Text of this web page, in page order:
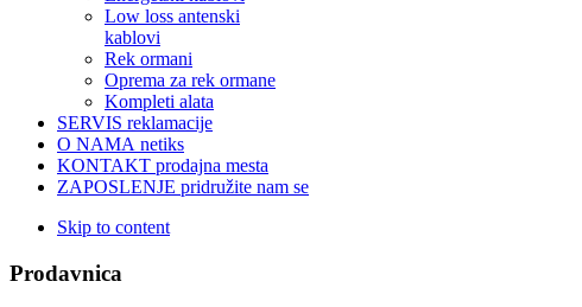
Low loss antenski
kablovi
Rek ormani
Oprema za rek ormane
Kompleti alata
SERVIS reklamacije
O NAMA netiks
KONTAKT prodajna mesta
ZAPOSLENJE pridružite nam se
Skip to content
Prodavnica